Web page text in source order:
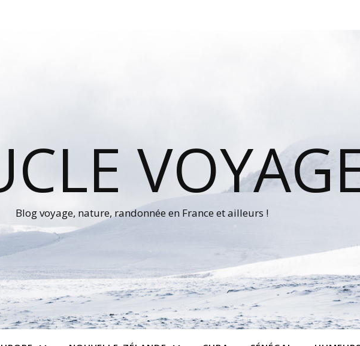
Blog voyage, nature, randonnée en France et ailleurs !